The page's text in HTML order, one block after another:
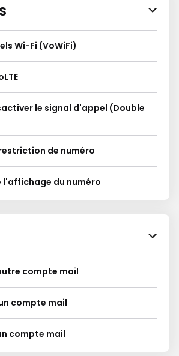
Wi-Fi (VoWiFi)
le signal d'appel (Double
de numéro
l'affichage du numéro
compte mail
compte mail
compte mail